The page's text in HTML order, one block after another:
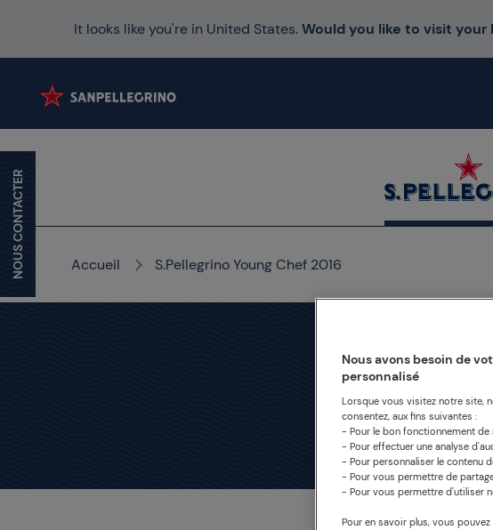
It looks like you're in United States.Would you like to visit your
Accueil S.Pellegrino Young Chef 2016
NOUS CONTACTER
Nous avons besoin de
personnalisé
Lorsque vous visitez notre site,
consentez, aux fins suivantes :
- Pour le bon fonctionnement
- Pour effectuer une analyse
- Pour personnaliser le contenu
- Pour vous permettre de
- Pour vous permettre d'utiliser
Pour en savoir plus, vous